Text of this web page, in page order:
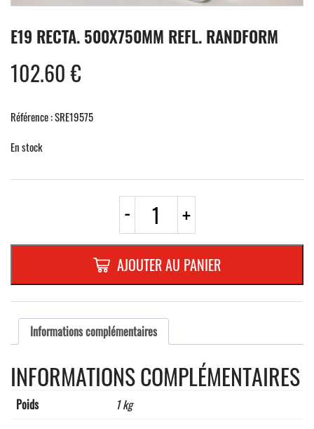
E19 RECTA. 500X750MM REFL. RANDFORM
102.60€
Référence : SRE19575
En stock
- quantité
E19
RECTA.
500x750mm
REFL.
RANDFORM
+
AJOUTER AU PANIER
Informations complémentaires
INFORMATIONS COMPLÉMENTAIRES
Poids 1 kg